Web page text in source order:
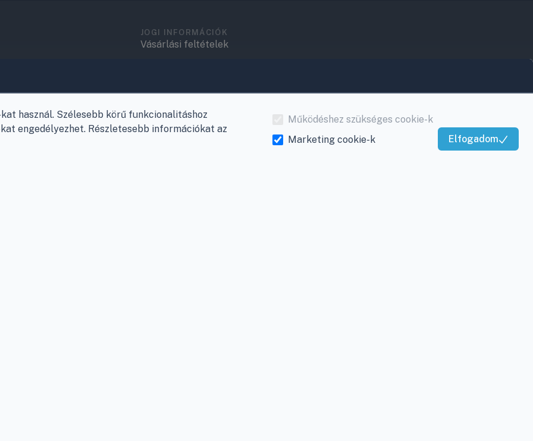
JOGI INFORMÁCIÓK
Vásárlási feltételek
Elérhetőségek
Garancia és szállítás
használ. Szélesebb körű funkcionalitáshoz
engedélyezhet. Részletesebb információkat az
Működéshez szükséges cookie-k
Marketing cookie-k
Elfogadom